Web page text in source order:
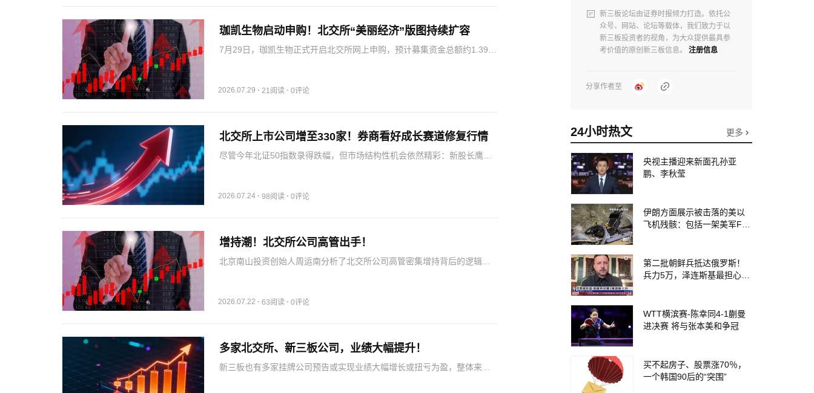
珈凯生物启动申购！北交所“美丽经济”版图持续扩容
7月29日，珈凯生物正式开启北交所网上申购，预计募集资金总额约1.39亿
材料…
2026.07.29 · 21阅读 · 0评论
北交所上市公司增至330家！券商看好成长赛道修复行情
尽管今年北证50指数录得跌幅，但市场结构性机会依然精彩：新股长鹰硬
表…
2026.07.24 · 98阅读 · 0评论
增持潮！北交所公司高管出手！
北京南山投资创始人周运南分析了北交所公司高管密集增持背后的逻辑，
最了解公司…
2026.07.22 · 63阅读 · 0评论
多家北交所、新三板公司，业绩大幅提升！
新三板也有多家挂牌公司预告或实现业绩大幅增长或扭亏为盈，整体来
新三板论坛由证券时报倾力打造。依托公
众号、网站、论坛等载体，我们致力于以
新三板投资者的视角，为大众提供最具参
考价值的原创新三板信息。
注册信息
分享作者至
24小时热文 更多
央视主播迎来新面孔孙亚
鹏、李秋莹
伊朗方面展示被击落的美以
飞机残骸：包括一架美军F-1
第二批朝鲜兵抵达俄罗斯！
兵力5万，泽连斯基最担心的
WTT横滨赛-陈幸同4-1蒯曼
进决赛 将与张本美和争冠
买不起房子、股票涨70％，
一个韩国90后的“突围”